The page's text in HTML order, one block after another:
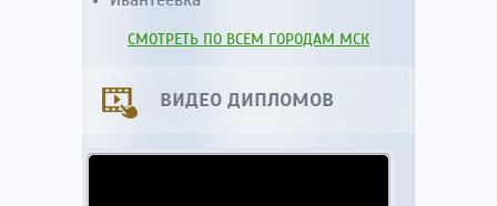
СМОТРЕТЬ ПО ВСЕМ ГОРОДАМ МСК
ВИДЕО ДИПЛОМОВ